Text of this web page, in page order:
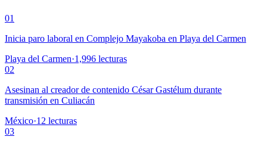
01
Inicia paro laboral en Complejo Mayakoba en Playa del Carmen
Playa del Carmen·1,996 lecturas
02
Asesinan al creador de contenido César Gastélum durante
transmisión en Culiacán
México·12 lecturas
03